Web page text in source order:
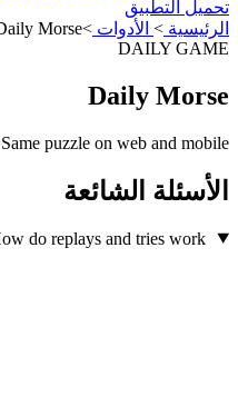
تحميل التطبيق
الرئيسية > الأدوات >
Morse
DAILY GAME
Daily Morse
puzzle on web and mobile.
الأسئلة الشائعة
do replays and tries work?